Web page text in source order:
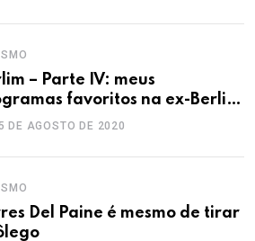
– Parte IV: meus
favoritos na ex-Berlim
DE AGOSTO DE 2020
Del Paine é mesmo de tirar